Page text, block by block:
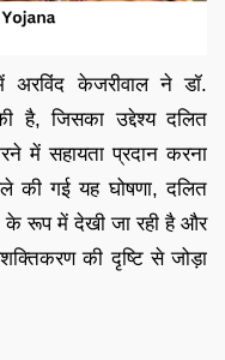
केजरीवाल ने डॉ.
है, जिसका उद्देश्य दलित
में सहायता प्रदान करना
की गई यह घोषणा, दलित
के रूप में देखी जा रही है और
की दृष्टि से जोड़ा